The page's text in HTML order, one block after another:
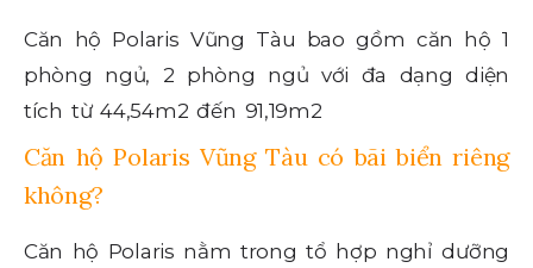
Căn hộ Polaris Vũng Tàu bao gồm căn hộ 1
phòng ngủ, 2 phòng ngủ với đa dạng diện
tích từ 44,54m2 đến 91,19m2
Căn hộ Polaris Vũng Tàu có bãi biển riêng
không?
Căn hộ Polaris nằm trong tổ hợp nghỉ dưỡng